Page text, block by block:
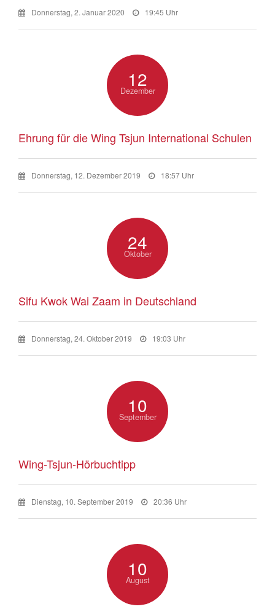
Donnerstag, 2. Januar 2020 19:45 Uhr
12
Dezember
Ehrung für die Wing Tsjun International Schulen
Donnerstag, 12. Dezember 2019 18:57 Uhr
24
Oktober
Sifu Kwok Wai Zaam in Deutschland
Donnerstag, 24. Oktober 2019 19:03 Uhr
10
September
Wing-Tsjun-Hörbuchtipp
Dienstag, 10. September 2019 20:36 Uhr
10
August